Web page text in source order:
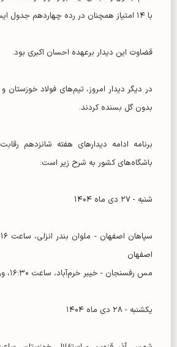
با ۱۴ امتیاز همچنان در رده چهاردهم جدول ایستادند.
قضاوت این دیدار برعهده احسان اکبری بود.
در دیگر دیدار امروز، تیم‌های فولاد خوزستان
بدون گل بسنده کردند.
برنامه ادامه دیدار‌های هفته شانزدهم
باشگاه‌های کشور به شرح زیر است:
شنبه - ۲۷ دی ماه ۱۴۰۴
اصفهان
مس رفسنجان - خیبر خرم‌آباد، ساعت ۱۶:۳۰، ورزشگاه شهدای مس
یکشنبه - ۲۸ دی ماه ۱۴۰۴